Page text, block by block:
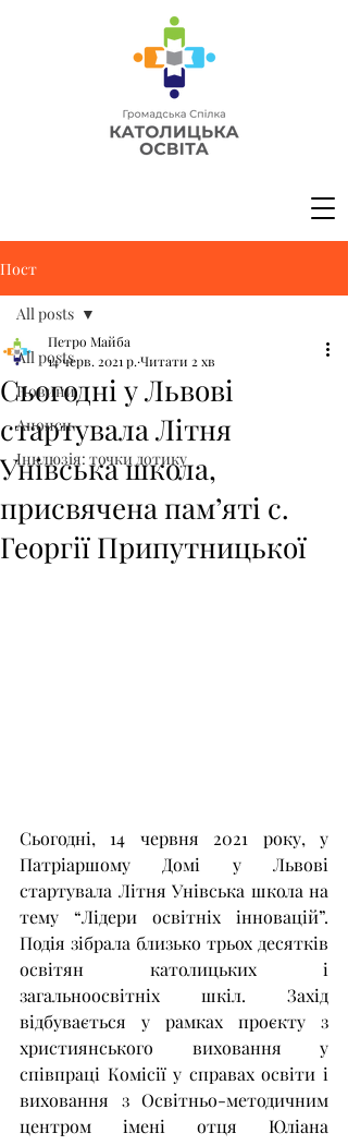
Пост
All posts
Новини
Анонси
Інклюзія: точки дотику
All posts
Сьогодні у Львові
стартувала Літня
Унівська школа,
присвячена пам’яті с.
Георгії Припутницької
Петро Майба
14 черв. 2021 р. Читати 2 хв
Сьогодні, 14 червня 2021 року, у
Патріаршому Домі у Львові
стартувала Літня Унівська школа на
тему “Лідери освітніх інновацій”.
Подія зібрала близько трьох десятків
освітян католицьких і
загальноосвітніх шкіл. Захід
відбувається у рамках проєкту з
християнського виховання у
співпраці Комісії у справах освіти і
виховання з Освітньо-методичним
центром імені отця Юліана